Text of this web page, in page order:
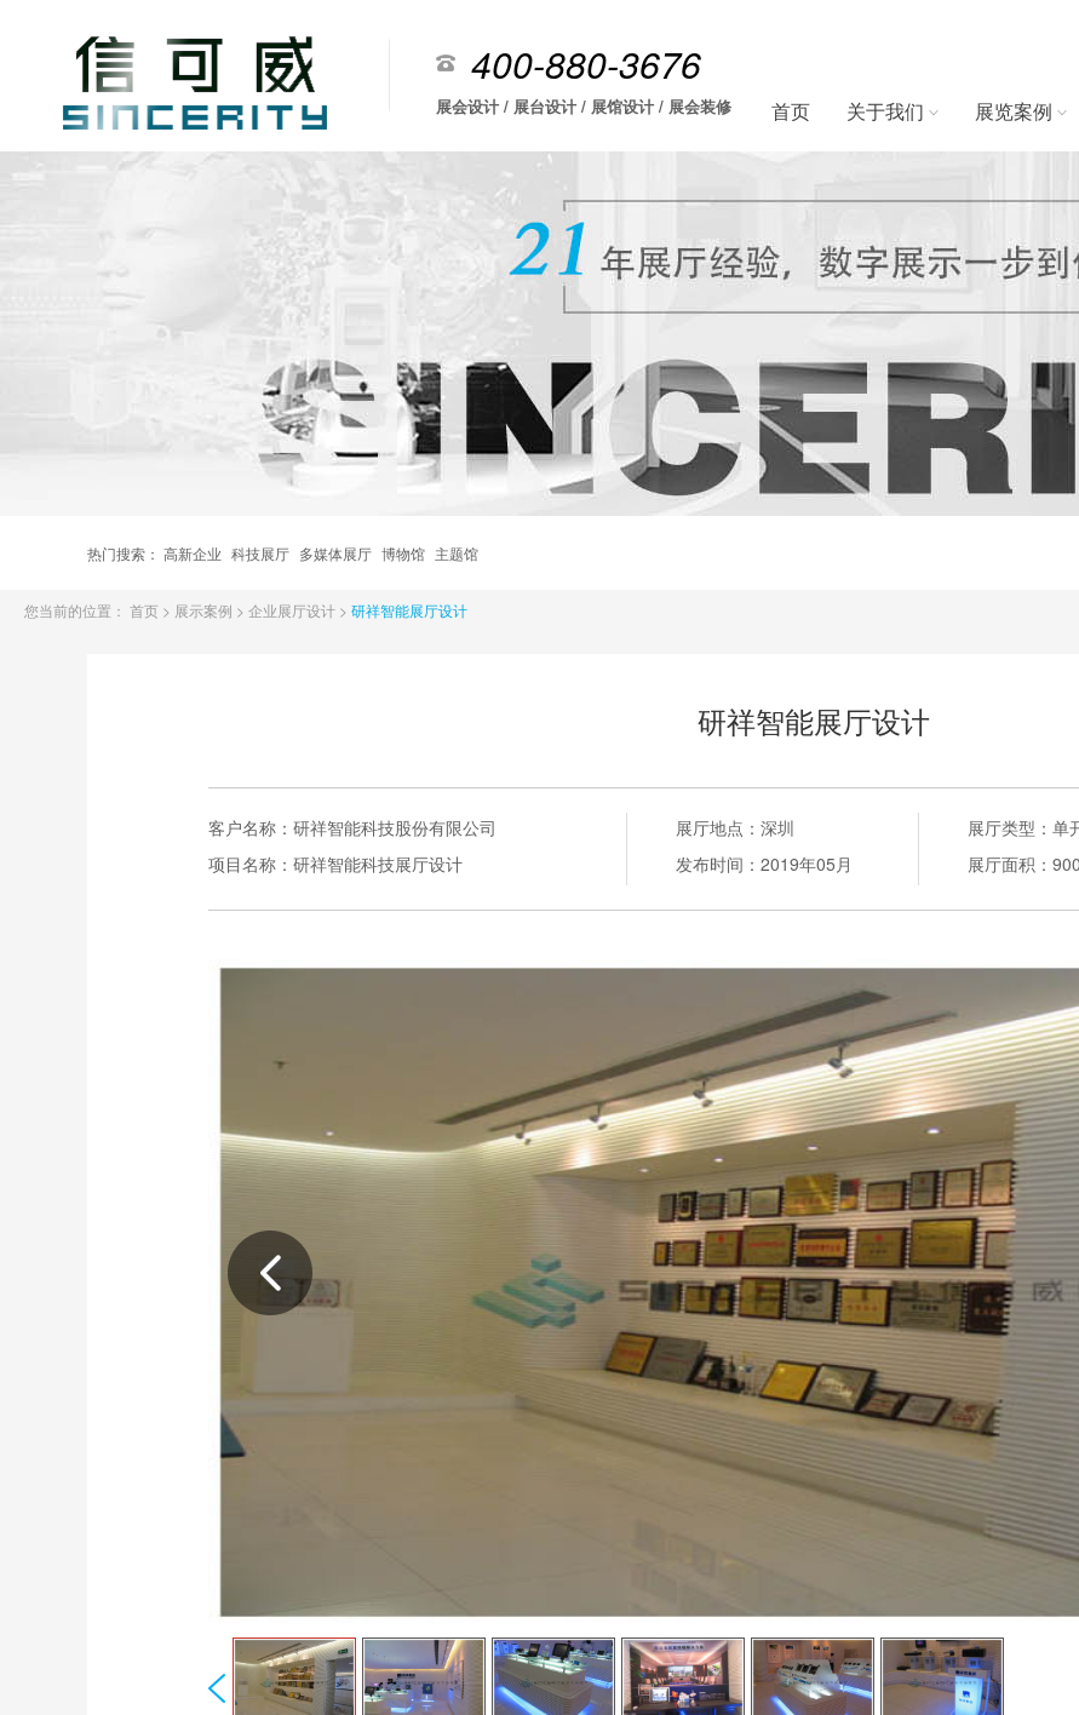
400-880-3676
展会设计 / 展台设计 / 展馆设计 / 展会装修 首页 关于我们 展览案例
热门搜索： 高新企业 科技展厅 多媒体展厅 博物馆 主题馆
您当前的位置： 首页 > 展示案例 > 企业展厅设计 > 研祥智能展厅设计
研祥智能展厅设计
客户名称： 研祥智能科技股份有限公司
项目名称： 研祥智能科技展厅设计
展厅地点： 深圳
发布时间： 2019年05月
展厅类型： 单
展厅面积：